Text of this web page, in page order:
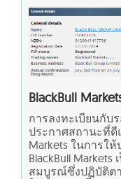
BlackBull
การลงทะเบียนกั
ประกาศสถานะที่ดี
Markets ในการใ
BlackBull
สมบูรณ์ซึ่งปฏิบัติต